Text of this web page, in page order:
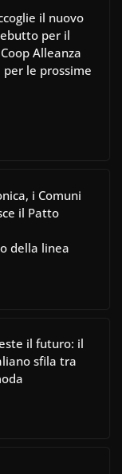
il nuovo
per il
Alleanza
per le prossime
i Comuni
il Patto
della linea
il futuro: il
sfila tra